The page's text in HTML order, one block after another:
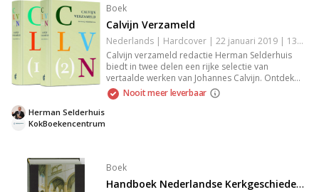
Boek
Calvijn Verzameld
Nederlands | Hardcover | 22 januari 2019 | 1312 pagina's | 9789043530811
Calvijn verzameld redactie Herman Selderhuis
biedt in twee delen een rijke selectie van
vertaalde werken van Johannes Calvijn. Ontdek
zijn invloedrijke geschriften en onbekende
teksten, elk met een inleiding. Dit boek onthult de
Nooit meer leverbaar
KokBoekencentrum
Herman Selderhuis
Boek
Handboek Nederlandse Kerkgeschiedenis